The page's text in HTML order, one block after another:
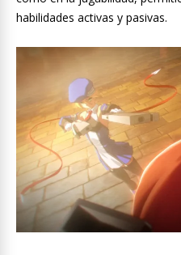
habilidades activas y pasivas.